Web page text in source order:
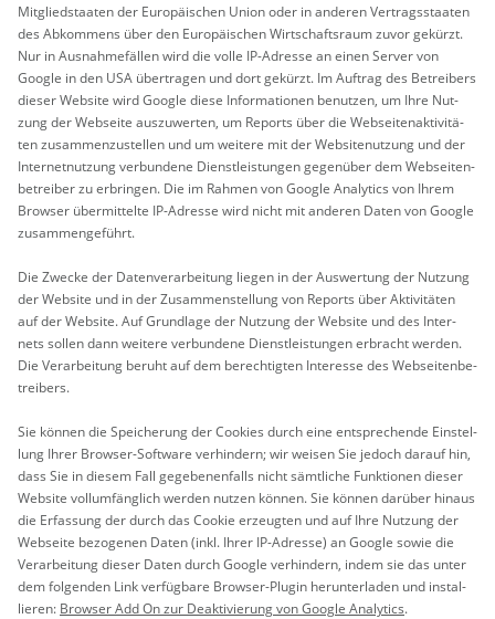
Mit­glied­staa­ten der Eu­ro­päi­schen Union oder in an­de­ren Ver­trags­staa­ten
des Ab­kom­mens über den Eu­ro­päi­schen Wirt­schafts­raum zuvor ge­kürzt.
Nur in Aus­nah­me­fäl­len wird die volle IP-Adres­se an einen Ser­ver von
Goog­le in den USA über­tra­gen und dort ge­kürzt. Im Auf­trag des Be­trei­bers
die­ser Web­site wird Goog­le diese In­for­ma­tio­nen be­nut­zen, um Ihre Nut­
zung der Web­sei­te aus­zu­wer­ten, um Re­ports über die Web­sei­ten­ak­ti­vi­tä­
ten zu­sam­men­zu­stel­len und um wei­te­re mit der Web­site­nut­zung und der
In­ter­net­nut­zung ver­bun­de­ne Dienst­leis­tun­gen ge­gen­über dem Web­sei­ten­
be­trei­ber zu er­brin­gen. Die im Rah­men von Goog­le Ana­ly­tics von Ihrem
Brow­ser über­mit­tel­te IP-Adres­se wird nicht mit an­de­ren Daten von Goog­le
zu­sam­men­ge­führt.
Die Zwe­cke der Da­ten­ver­ar­bei­tung lie­gen in der Aus­wer­tung der Nut­zung
der Web­site und in der Zu­sam­men­stel­lung von Re­ports über Ak­ti­vi­tä­ten
auf der Web­site. Auf Grund­la­ge der Nut­zung der Web­site und des In­ter­
nets sol­len dann wei­te­re ver­bun­de­ne Dienst­leis­tun­gen er­bracht wer­den.
Die Ver­ar­bei­tung be­ruht auf dem be­rech­tig­ten In­ter­es­se des Web­sei­ten­be­
trei­bers.
Sie kön­nen die Spei­che­rung der Coo­kies durch eine ent­spre­chen­de Ein­stel­
lung Ihrer Brow­ser-Soft­ware ver­hin­dern; wir wei­sen Sie je­doch dar­auf hin,
dass Sie in die­sem Fall ge­ge­be­nen­falls nicht sämt­li­che Funk­tio­nen die­ser
Web­site voll­um­fäng­lich wer­den nut­zen kön­nen. Sie kön­nen dar­über hin­aus
die Er­fas­sung der durch das Coo­kie er­zeug­ten und auf Ihre Nut­zung der
Web­sei­te be­zo­ge­nen Daten (inkl. Ihrer IP-Adres­se) an Goog­le sowie die
Ver­ar­bei­tung die­ser Daten durch Goog­le ver­hin­dern, indem sie das unter
dem fol­gen­den Link ver­füg­ba­re Brow­ser-Plu­gin her­un­ter­la­den und in­stal­
lie­ren: Brow­ser Add On zur De­ak­ti­vie­rung von Goog­le Ana­ly­tics.